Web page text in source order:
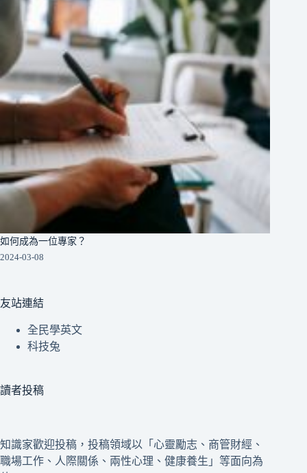
如何成為一位專家？
2024-03-08
友站連結
全民學英文
科技兔
讀者投稿
知識家歡迎投稿，投稿領域以「心靈勵志、商管財經、
職場工作、人際關係、兩性心理、健康養生」等面向為